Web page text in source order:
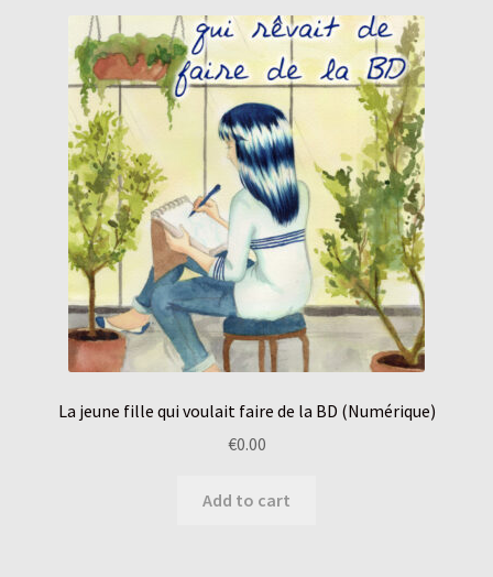
La jeune fille qui voulait faire de la BD (Numérique)
€0.00
Add to cart